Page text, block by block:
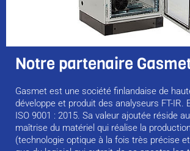
Notre partenaire
Gasmet est une société finlandaise de
développe et produit des analyseurs FT-IR.
ISO 9001 : 2015. Sa valeur ajoutée réside
maîtrise du matériel qui réalise la
(technologie optique à la fois très précise